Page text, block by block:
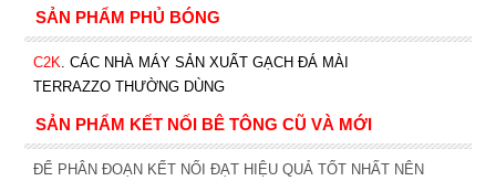
SẢN PHẨM PHỦ BÓNG
C2K. CÁC NHÀ MÁY SẢN XUẤT GẠCH ĐÁ MÀI
TERRAZZO THƯỜNG DÙNG
SẢN PHẨM KẾT NỐI BÊ TÔNG CŨ VÀ MỚI
ĐỂ PHÂN ĐOẠN KẾT NỐI ĐẠT HIỆU QUẢ TỐT NHẤT NÊN